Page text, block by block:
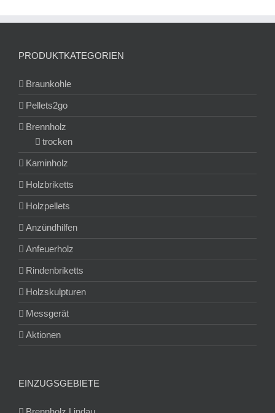
PRODUKTKATEGORIEN
Braunkohle
Pellets2go
Brennholz
trocken
Kaminholz
Holzbriketts
Holzpellets
Anzündhilfen
Anfeuerholz
Rindenbriketts
Holzskulpturen
Messgerät
Aktionen
EINZUGSGEBIETE